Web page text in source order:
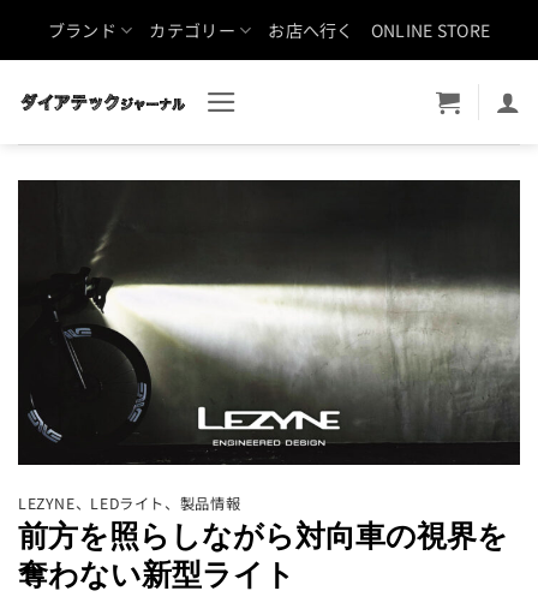
ブランド カテゴリー お店へ行く ONLINE STORE
LEZYNE、 LEDライト、 製品情報
前方を照らしながら対向車の視界を
奪わない新型ライト